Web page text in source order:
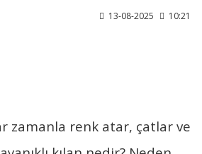
13-08-2025 10:21
zamanla renk atar, çatlar ve